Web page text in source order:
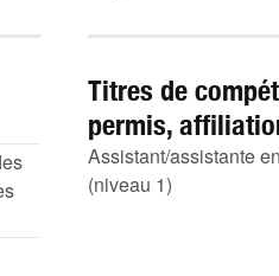
Titres de
permis,
Assistant/assistante
(niveau 1)